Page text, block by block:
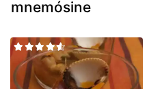
mnemósine